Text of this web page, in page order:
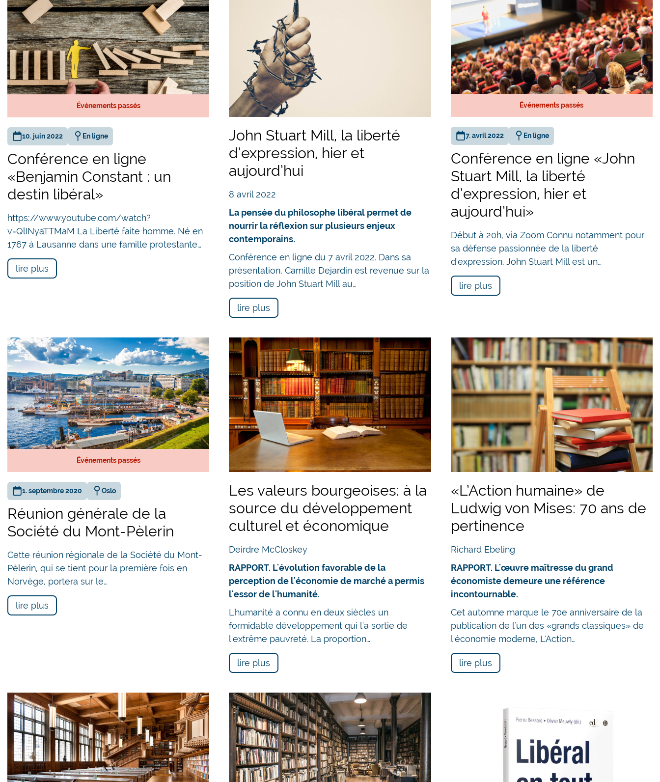
Événements passés
10. juin 2022 En ligne
Conférence en ligne
«Benjamin Constant : un
destin libéral»
https://www.youtube.com/watch?
v=QlINyaTTMaM La Liberté faite homme. Né en
1767 à Lausanne dans une famille protestante…
lire plus
John Stuart Mill, la liberté
d’expression, hier et
aujourd’hui
8 avril 2022
La pensée du philosophe libéral permet de
nourrir la réflexion sur plusieurs enjeux
contemporains.
Conférence en ligne du 7 avril 2022. Dans sa
présentation, Camille Dejardin est revenue sur la
position de John Stuart Mill au…
lire plus
Événements passés
7. avril 2022 En ligne
Conférence en ligne «John
Stuart Mill, la liberté
d’expression, hier et
aujourd’hui»
Début à 20h, via Zoom Connu notamment pour
sa défense passionnée de la liberté
d'expression, John Stuart Mill est un…
lire plus
Événements passés
1. septembre 2020 Oslo
Réunion générale de la
Société du Mont-Pèlerin
Cette réunion régionale de la Société du Mont-
Pèlerin, qui se tient pour la première fois en
Norvège, portera sur le…
lire plus
Les valeurs bourgeoises: à la
source du développement
culturel et économique
Deirdre McCloskey
RAPPORT. L'évolution favorable de la
perception de l'économie de marché a permis
l'essor de l'humanité.
L'humanité a connu en deux siècles un
formidable développement qui l'a sortie de
l'extrême pauvreté. La proportion…
lire plus
«L’Action humaine» de
Ludwig von Mises: 70 ans de
pertinence
Richard Ebeling
RAPPORT. L'œuvre maîtresse du grand
économiste demeure une référence
incontournable.
Cet automne marque le 70e anniversaire de la
publication de l'un des «grands classiques» de
l'économie moderne, L'Action…
lire plus